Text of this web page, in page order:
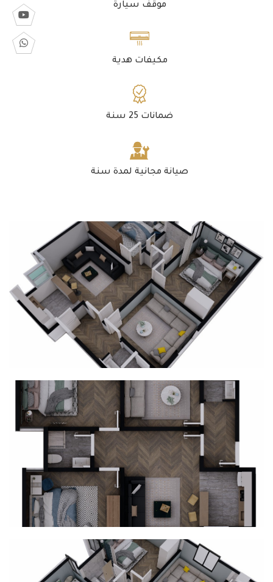
موقف سيارة
مكيفات هدية
ضمانات 25 سنة
صيانة مجانية لمدة سنة